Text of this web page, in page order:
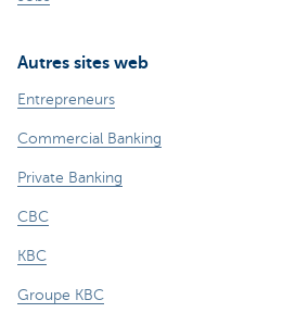
Autres sites web
Entrepreneurs
Commercial Banking
Private Banking
CBC
KBC
Groupe KBC